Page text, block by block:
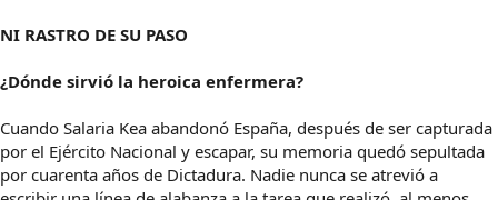
NI RASTRO DE SU PASO
¿Dónde sirvió la heroica enfermera?
Cuando Salaria Kea abandonó España, después de ser capturada
por el Ejército Nacional y escapar, su memoria quedó sepultada
por cuarenta años de Dictadura. Nadie nunca se atrevió a